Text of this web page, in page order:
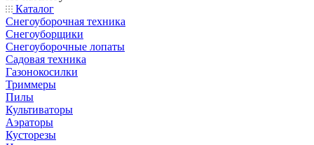
Каталог
Снегоуборочная техника
Снегоуборщики
Снегоуборочные лопаты
Садовая техника
Газонокосилки
Триммеры
Пилы
Культиваторы
Аэраторы
Кусторезы